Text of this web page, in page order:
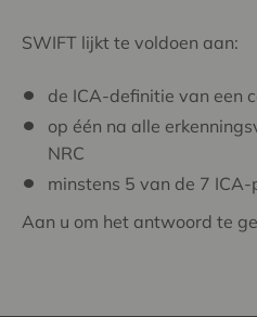
SWIFT lijkt te voldoen aan:
de ICA-definitie van een
op één na alle
NRC
minstens 5 van de 7 ICA-
Aan u om het antwoord te